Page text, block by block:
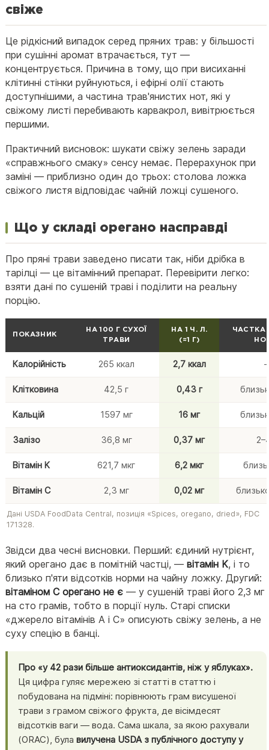
свіже
Це рідкісний випадок серед пряних трав: у більшості
при сушінні аромат втрачається, тут —
концентрується. Причина в тому, що при висиханні
клітинні стінки руйнуються, і ефірні олії стають
доступнішими, а частина трав'янистих нот, які у
свіжому листі перебивають карвакрол, вивітрюється
першими.
Практичний висновок: шукати свіжу зелень заради
«справжнього смаку» сенсу немає. Перерахунок при
заміні — приблизно один до трьох: столова ложка
свіжого листя відповідає чайній ложці сушеного.
Що у складі орегано насправді
Про пряні трави заведено писати так, ніби дрібка в
тарілці — це вітамінний препарат. Перевірити легко:
взяти дані по сушеній траві і поділити на реальну
порцію.
ПОКАЗНИК
НА 100 Г СУХОЇ
ТРАВИ
НА 1 Ч. Л.
(≈1 Г)
ЧАСТКА
Калорійність 265 ккал 2,7 ккал
Клітковина 42,5 г 0,43 г
Кальцій 1597 мг 16 мг
Залізо 36,8 мг 0,37 мг
Вітамін K 621,7 мкг 6,2 мкг
Вітамін C 2,3 мг 0,02 мг
Дані USDA FoodData Central, позиція «Spices, oregano, dried», FDC
171328.
Звідси два чесні висновки. Перший: єдиний нутрієнт,
який орегано дає в помітній частці, —вітамін K, і то
близько п'яти відсотків норми на чайну ложку. Другий:
вітаміном C орегано не є — у сушеній траві його 2,3 мг
на сто грамів, тобто в порції нуль. Старі списки
«джерело вітамінів А і С» описують свіжу зелень, а не
суху спецію в банці.
Про «у 42 рази більше антиоксидантів, ніж у яблуках».
Ця цифра гуляє мережею зі статті в статтю і
побудована на підміні: порівнюють грам висушеної
трави з грамом свіжого фрукта, де вісімдесят
відсотків ваги — вода. Сама шкала, за якою рахували
(ORAC), булавилучена USDA з публічного доступу у